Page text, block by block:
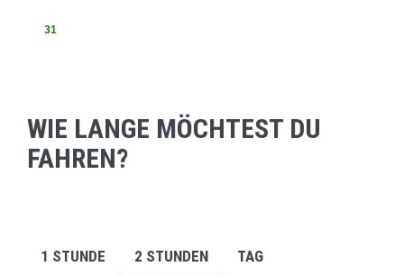
31
WIE LANGE MÖCHTEST DU
FAHREN?
1 STUNDE 2 STUNDEN TAG